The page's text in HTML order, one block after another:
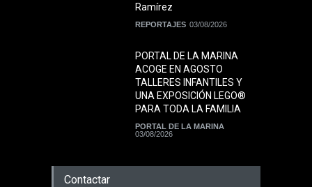
Ramírez
REPORTAJES 03/08/2026
PORTAL DE LA MARINA
ACOGE EN AGOSTO
TALLERES INFANTILES Y
UNA EXPOSICIÓN LEGO®
PARA TODA LA FAMILIA
PORTAL DE LA MARINA
03/08/2026
Contactar